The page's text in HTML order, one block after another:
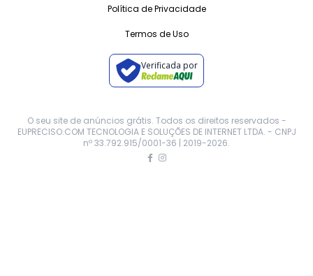
Política de Privacidade
Termos de Uso
Verificada por
O seu site de anúncios grátis. Todos os direitos reservados -
EUPRECISO.COM TECNOLOGIA E SOLUÇÕES DE INTERNET LTDA. - CNPJ
nº 33.792.915/0001-36 | 2019-2026.